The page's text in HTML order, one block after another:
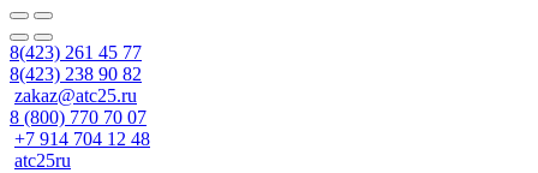
8(423) 261 45 77
8(423) 238 90 82
zakaz@atc25.ru
8 (800) 770 70 07
+7 914 704 12 48
atc25ru